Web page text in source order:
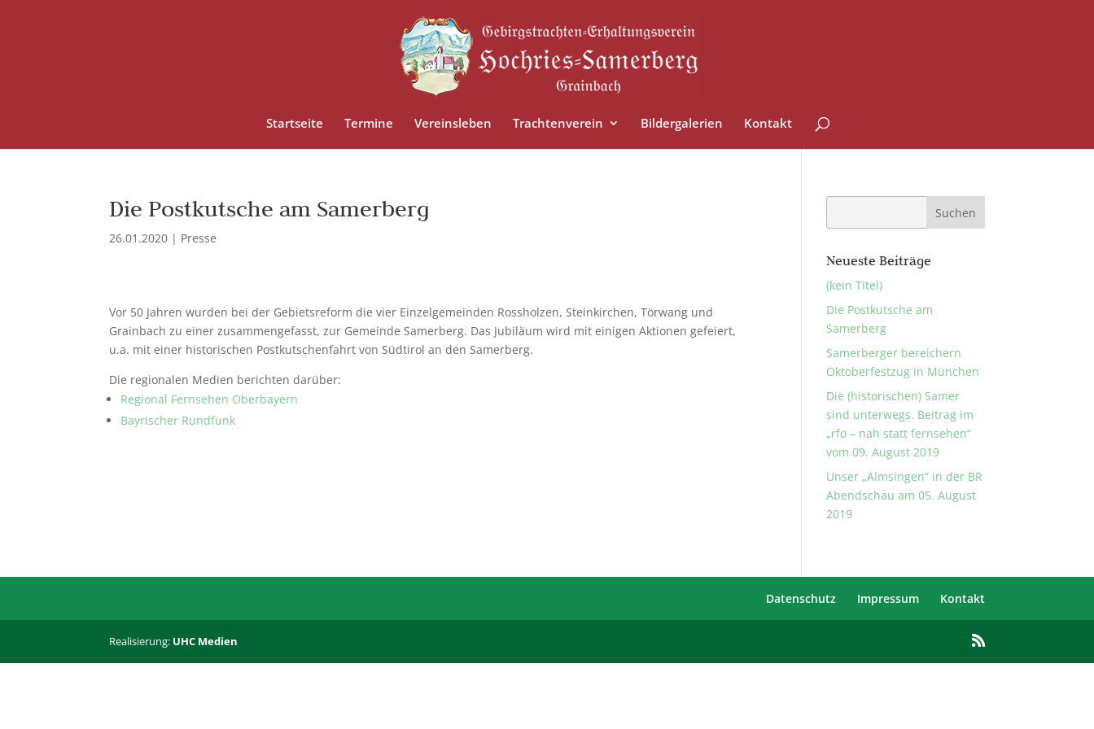
Startseite Termine Vereinsleben Trachtenverein Bildergalerien Kontakt
Die Postkutsche am Samerberg
26.01.2020 | Presse
Vor 50 Jahren wurden bei der Gebietsreform die vier Einzelgemeinden Rossholzen, Steinkirchen, Törwang und
Grainbach zu einer zusammengefasst, zur Gemeinde Samerberg. Das Jubiläum wird mit einigen Aktionen gefeiert,
u.a. mit einer historischen Postkutschenfahrt von Südtirol an den Samerberg.
Die regionalen Medien berichten darüber:
Regional Fernsehen Oberbayern
Bayrischer Rundfunk
Neueste Beiträge
(kein Titel)
Die Postkutsche am
Samerberg
Samerberger bereichern
Oktoberfestzug in München
Die (historischen) Samer
sind unterwegs. Beitrag im
„rfo – nah statt fernsehen“
vom 09. August 2019
Unser „Almsingen“ in der BR
Abendschau am 05. August
2019
Datenschutz Impressum Kontakt
Realisierung: UHC Medien